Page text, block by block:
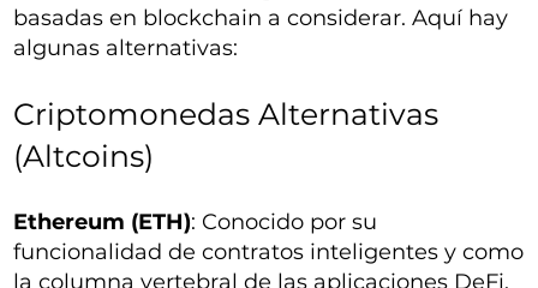
basadas en blockchain a considerar. Aquí hay
algunas alternativas:
Criptomonedas Alternativas
(Altcoins)
Ethereum (ETH): Conocido por su
funcionalidad de contratos inteligentes y como
la columna vertebral de las aplicaciones DeFi.